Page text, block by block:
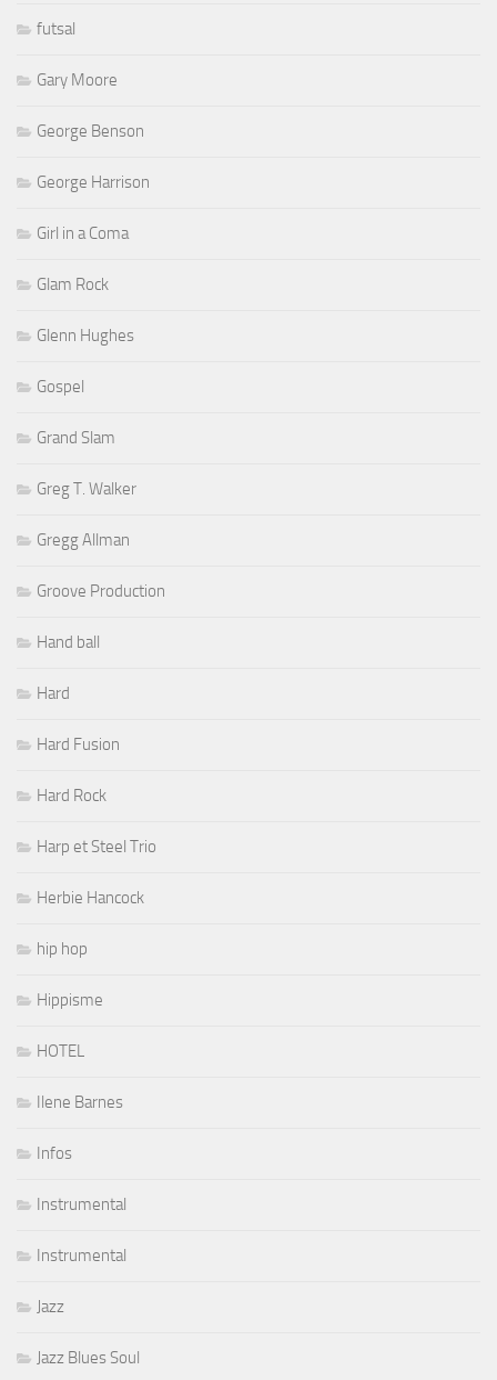
futsal
Gary Moore
George Benson
George Harrison
Girl in a Coma
Glam Rock
Glenn Hughes
Gospel
Grand Slam
Greg T. Walker
Gregg Allman
Groove Production
Hand ball
Hard
Hard Fusion
Hard Rock
Harp et Steel Trio
Herbie Hancock
hip hop
Hippisme
HOTEL
Ilene Barnes
Infos
Instrumental
Instrumental
Jazz
Jazz Blues Soul